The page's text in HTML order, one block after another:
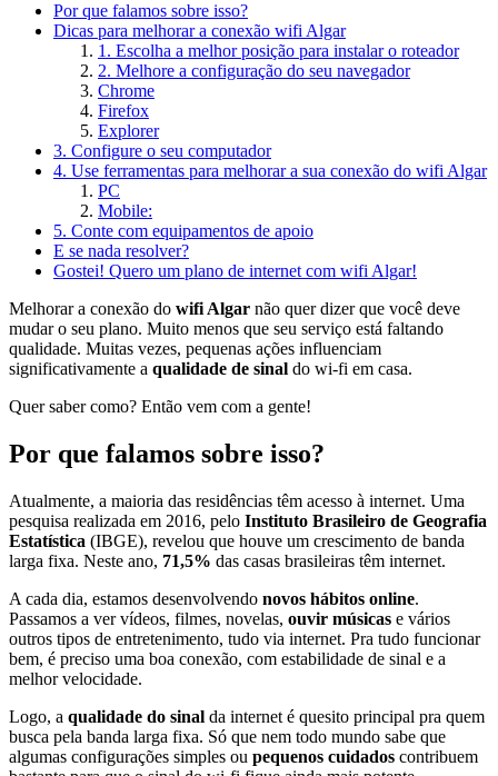
Por que falamos sobre isso?
Dicas para melhorar a conexão wifi Algar
1. Escolha a melhor posição para instalar o roteador
2. Melhore a configuração do seu navegador
Chrome
Firefox
Explorer
3. Configure o seu computador
4. Use ferramentas para melhorar a sua conexão do wifi Algar
PC
Mobile:
5. Conte com equipamentos de apoio
E se nada resolver?
Gostei! Quero um plano de internet com wifi Algar!
Melhorar a conexão do wifi Algar não quer dizer que você deve
mudar o seu plano. Muito menos que seu serviço está faltando
qualidade. Muitas vezes, pequenas ações influenciam
significativamente a qualidade de sinal do wi-fi em casa.
Quer saber como? Então vem com a gente!
Por que falamos sobre isso?
Atualmente, a maioria das residências têm acesso à internet. Uma
pesquisa realizada em 2016, pelo Instituto Brasileiro de Geografia
Estatística (IBGE), revelou que houve um crescimento de banda
larga fixa. Neste ano, 71,5% das casas brasileiras têm internet.
A cada dia, estamos desenvolvendo novos hábitos online.
Passamos a ver vídeos, filmes, novelas, ouvir músicas e vários
outros tipos de entretenimento, tudo via internet. Pra tudo funcionar
bem, é preciso uma boa conexão, com estabilidade de sinal e a
melhor velocidade.
Logo, a qualidade do sinal da internet é quesito principal pra quem
busca pela banda larga fixa. Só que nem todo mundo sabe que
algumas configurações simples ou pequenos cuidados contribuem